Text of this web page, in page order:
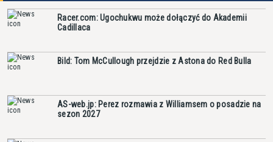
Racer.com: Ugochukwu może dołączyć do Akademii
Cadillaca
Bild: Tom McCullough przejdzie z Astona do Red Bulla
AS-web.jp: Perez rozmawia z Williamsem o posadzie na
sezon 2027